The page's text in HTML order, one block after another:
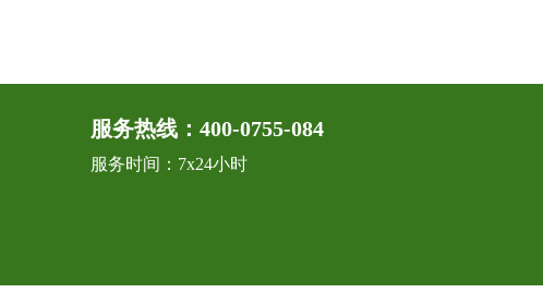
服务热线：400-0755-084
服务时间：7x24小时